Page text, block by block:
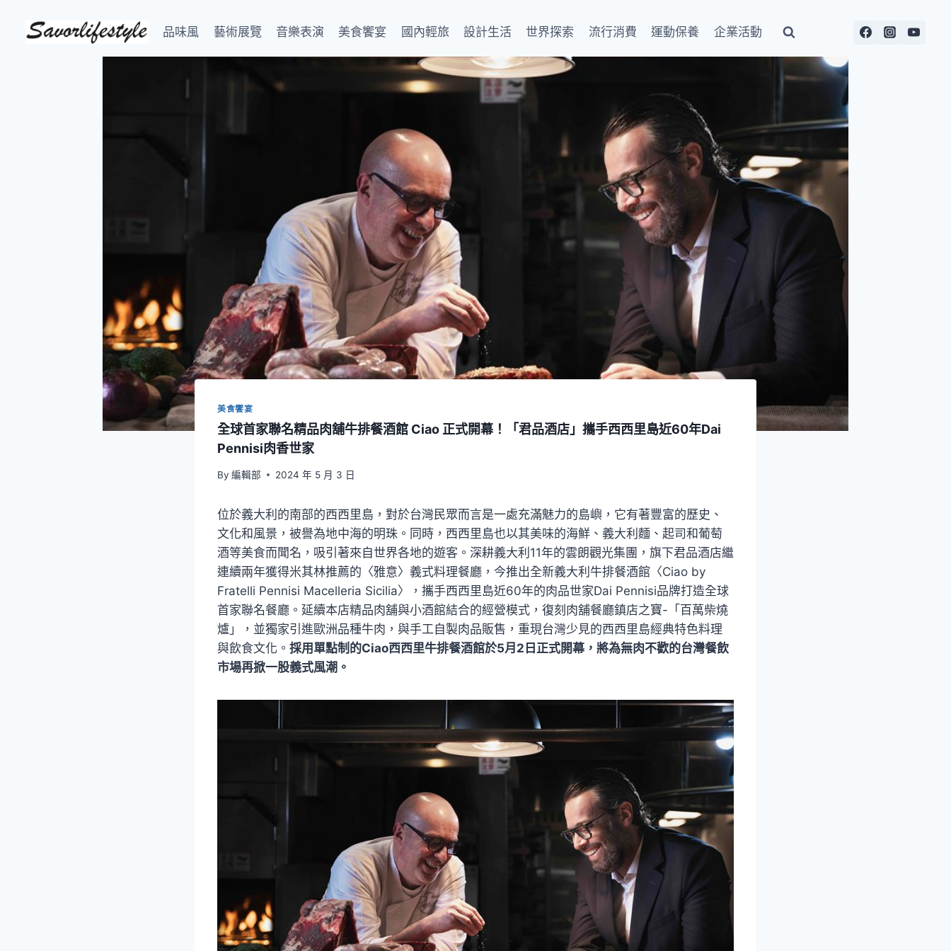
品味風 藝術展覽 音樂表演 美食饗宴 國內輕旅 設計生活 世界探索 流行消費 運動保養 企業活動
美食饗宴
全球首家聯名精品肉舖牛排餐酒館 Ciao 正式開幕！「君品酒店」攜手西西里島近60年Dai
Pennisi肉香世家
By 編輯部 2024 年 5 月 3 日
位於義大利的南部的西西里島，對於台灣民眾而言是一處充滿魅力的島嶼，它有著豐富的歷史、
文化和風景，被譽為地中海的明珠。同時，西西里島也以其美味的海鮮、義大利麵、起司和葡萄
酒等美食而聞名，吸引著來自世界各地的遊客。深耕義大利11年的雲朗觀光集團，旗下君品酒店繼
連續兩年獲得米其林推薦的〈雅意〉義式料理餐廳，今推出全新義大利牛排餐酒館〈Ciao by
Fratelli Pennisi Macelleria Sicilia〉，攜手西西里島近60年的肉品世家Dai Pennisi品牌打造全球
首家聯名餐廳。延續本店精品肉舖與小酒館結合的經營模式，復刻肉舖餐廳鎮店之寶-「百萬柴燒
爐」，並獨家引進歐洲品種牛肉，與手工自製肉品販售，重現台灣少見的西西里島經典特色料理
與飲食文化。 採用單點制的Ciao西西里牛排餐酒館於5月2日正式開幕，將為無肉不歡的台灣餐飲
市場再掀一股義式風潮。